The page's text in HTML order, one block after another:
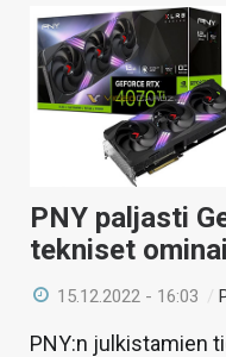
PNY paljasti
tekniset
15.12.2022 - 16:03 /
PNY:n julkistamien